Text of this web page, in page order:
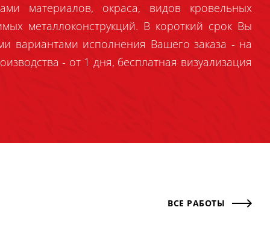
материалов, окраса, видов кровельных
металлоконструкций. В короткий срок Вы
вариантами исполнения Вашего заказа - на
- от 1 дня, бесплатная визуализация
ВСЕ РАБОТЫ